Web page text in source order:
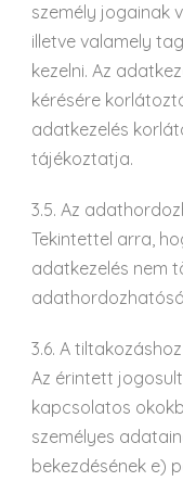
személy jogainak
illetve valamely
kezelni. Az
kérésére
adatkezelés
tájékoztatja.
3.5. Az
Tekintettel arra,
adatkezelés nem
3.6. A
Az érintett
kapcsolatos
személyes
bekezdésének e)